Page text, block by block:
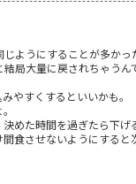
ようにすることが多かっ
局大量に戻されちゃうん
やすくするといいかも。
めた時間を過ぎたら下げ
食させないようにすると